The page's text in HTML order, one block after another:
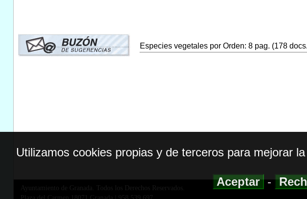
Especies vegetales por Orden: 8 pag. (178
Ayuntamiento de Granada. Todos los Derechos Reservados.
Utilizamos cookies propias y de terceros para mejorar
Aceptar-